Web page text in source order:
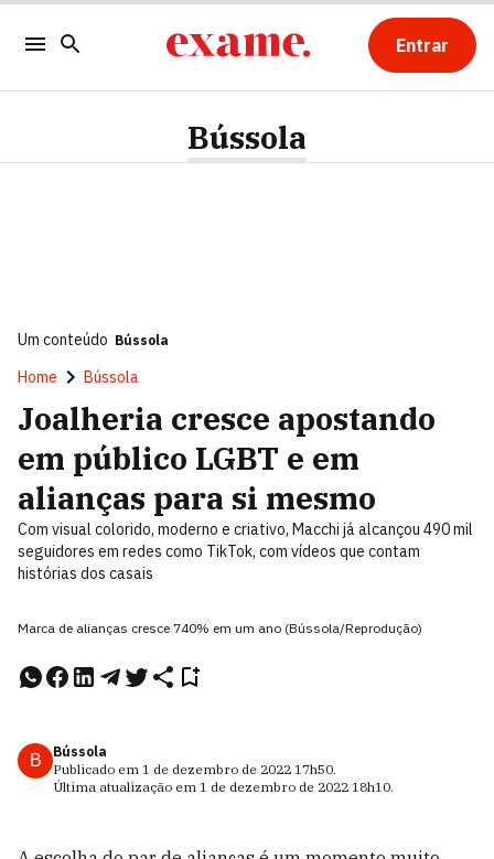
Entrar
Bússola
Um conteúdo Bússola
Home Bússola
Joalheria cresce apostando
em público LGBT e em
alianças para si mesmo
Com visual colorido, moderno e criativo, Macchi já alcançou 490 mil
seguidores em redes como TikTok, com vídeos que contam
histórias dos casais
Marca de alianças cresce 740% em um ano (Bússola/Reprodução)
B
Bússola
Publicado em 1 de dezembro de 2022 17h50.
Última atualização em 1 de dezembro de 2022 18h10.